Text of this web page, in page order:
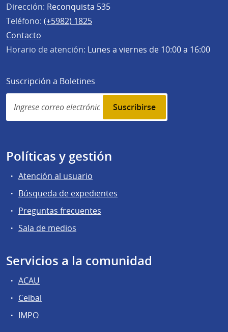
Dirección: Reconquista 535
Teléfono: (+5982) 1825
Contacto
Horario de atención: Lunes a viernes de 10:00 a 16:00
Suscripción a Boletines
Simplenews
subscription
Políticas y gestión
Atención al usuario
Búsqueda de expedientes
Preguntas frecuentes
Sala de medios
Servicios a la comunidad
ACAU
Ceibal
IMPO